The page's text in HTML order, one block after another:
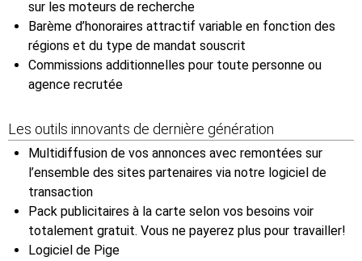
sur les moteurs de recherche
Barème d’honoraires attractif variable en fonction des
régions et du type de mandat souscrit
Commissions additionnelles pour toute personne ou
agence recrutée
Les outils innovants de dernière génération
Multidiffusion de vos annonces avec remontées sur
l’ensemble des sites partenaires via notre logiciel de
transaction
Pack publicitaires à la carte selon vos besoins voir
totalement gratuit. Vous ne payerez plus pour travailler!
Logiciel de Pige